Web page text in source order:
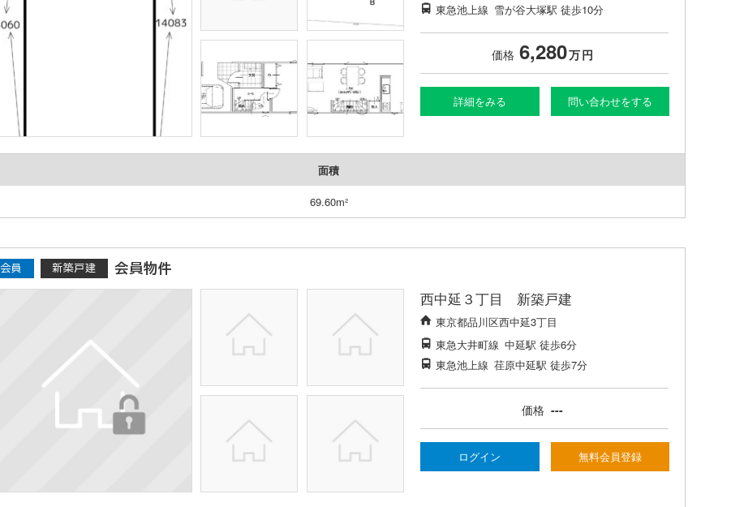
東急池上線 雪が谷大塚駅 徒歩10分
価格 6,280万円
詳細をみる 問い合わせをする
面積
69.60m²
会員 新築戸建 会員物件
西中延３丁目 新築戸建
東京都品川区西中延3丁目
東急大井町線 中延駅 徒歩6分
東急池上線 荏原中延駅 徒歩7分
価格 ---
ログイン 無料会員登録